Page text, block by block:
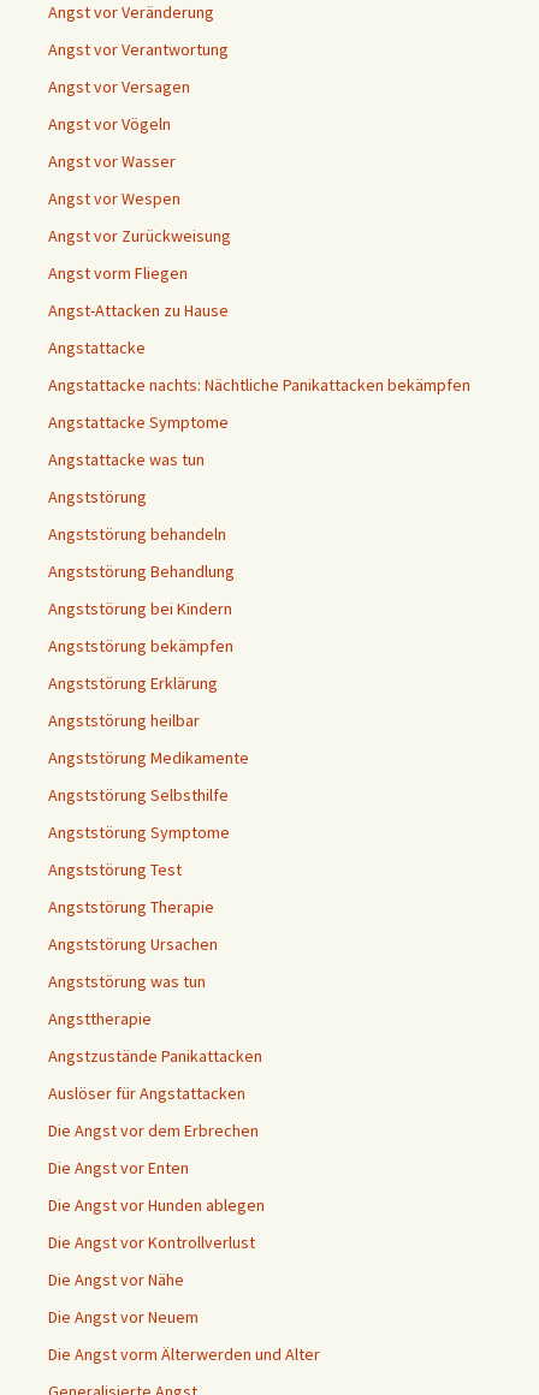
Angst vor Veränderung
Angst vor Verantwortung
Angst vor Versagen
Angst vor Vögeln
Angst vor Wasser
Angst vor Wespen
Angst vor Zurückweisung
Angst vorm Fliegen
Angst-Attacken zu Hause
Angstattacke
Angstattacke nachts: Nächtliche Panikattacken bekämpfen
Angstattacke Symptome
Angstattacke was tun
Angststörung
Angststörung behandeln
Angststörung Behandlung
Angststörung bei Kindern
Angststörung bekämpfen
Angststörung Erklärung
Angststörung heilbar
Angststörung Medikamente
Angststörung Selbsthilfe
Angststörung Symptome
Angststörung Test
Angststörung Therapie
Angststörung Ursachen
Angststörung was tun
Angsttherapie
Angstzustände Panikattacken
Auslöser für Angstattacken
Die Angst vor dem Erbrechen
Die Angst vor Enten
Die Angst vor Hunden ablegen
Die Angst vor Kontrollverlust
Die Angst vor Nähe
Die Angst vor Neuem
Die Angst vorm Älterwerden und Alter